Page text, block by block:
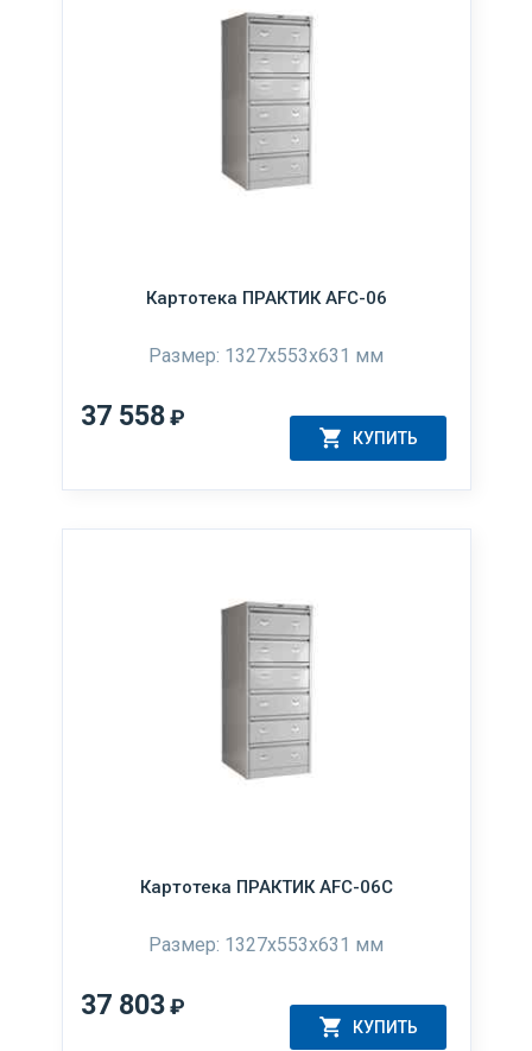
Картотека ПРАКТИК AFC-06
Размер: 1327x553x631 мм
37 558₽
КУПИТЬ
Картотека ПРАКТИК AFC-06C
Размер: 1327x553x631 мм
37 803₽
КУПИТЬ